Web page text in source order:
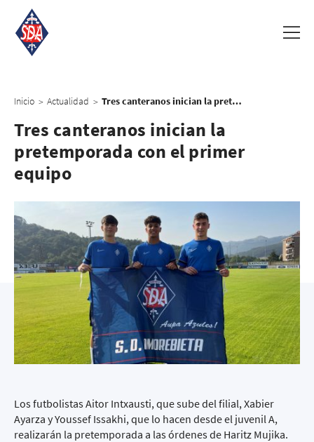
Inicio > Actualidad > Tres canteranos inician la pretemporada con el primer equipo
Tres canteranos inician la
pretemporada con el primer
equipo
Los futbolistas Aitor Intxausti, que sube del filial, Xabier
Ayarza y Youssef Issakhi, que lo hacen desde el juvenil A,
realizarán la pretemporada a las órdenes de Haritz Mujika.